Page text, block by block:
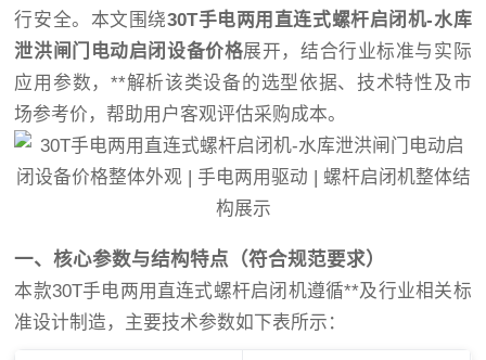
行安全。本文围绕30T手电两用直连式螺杆启闭机-水库
泄洪闸门电动启闭设备价格展开，结合行业标准与实际
应用参数，**解析该类设备的选型依据、技术特性及市
场参考价，帮助用户客观评估采购成本。
一、核心参数与结构特点（符合规范要求）
本款30T手电两用直连式螺杆启闭机遵循**及行业相关标
准设计制造，主要技术参数如下表所示：